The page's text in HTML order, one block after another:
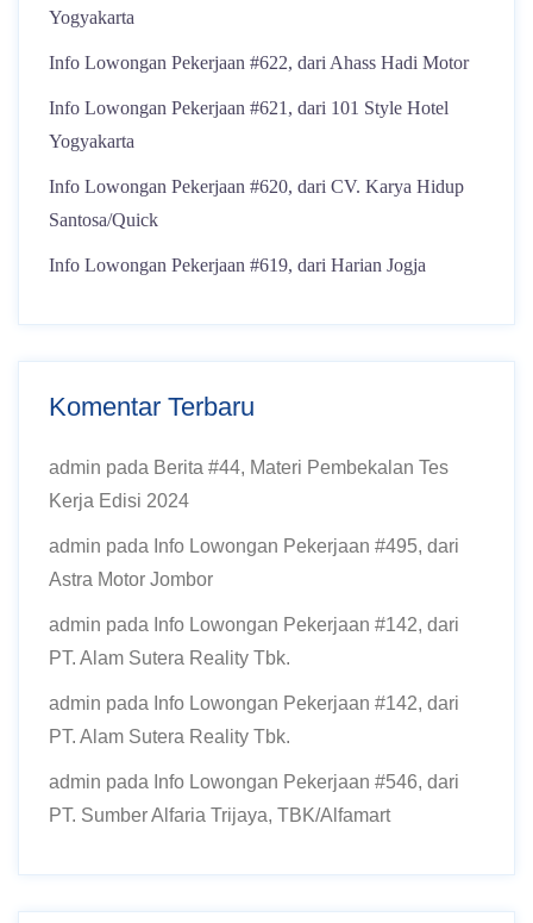
Yogyakarta
Info Lowongan Pekerjaan #622, dari Ahass Hadi Motor
Info Lowongan Pekerjaan #621, dari 101 Style Hotel
Yogyakarta
Info Lowongan Pekerjaan #620, dari CV. Karya Hidup
Santosa/Quick
Info Lowongan Pekerjaan #619, dari Harian Jogja
Komentar Terbaru
admin pada Berita #44, Materi Pembekalan Tes
Kerja Edisi 2024
admin pada Info Lowongan Pekerjaan #495, dari
Astra Motor Jombor
admin pada Info Lowongan Pekerjaan #142, dari
PT. Alam Sutera Reality Tbk.
admin pada Info Lowongan Pekerjaan #142, dari
PT. Alam Sutera Reality Tbk.
admin pada Info Lowongan Pekerjaan #546, dari
PT. Sumber Alfaria Trijaya, TBK/Alfamart